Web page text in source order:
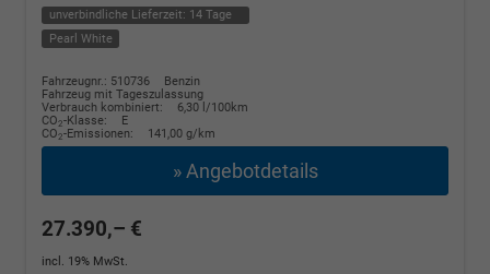
unverbindliche Lieferzeit: 14 Tage
Pearl White
Fahrzeugnr.: 510736
Benzin
Fahrzeug mit Tageszulassung
Verbrauch kombiniert:
6,30 l/100km
CO2-Klasse:
E
CO2-Emissionen: 141,00 g/km
» Angebotdetails
27.390,– €
incl. 19% MwSt.